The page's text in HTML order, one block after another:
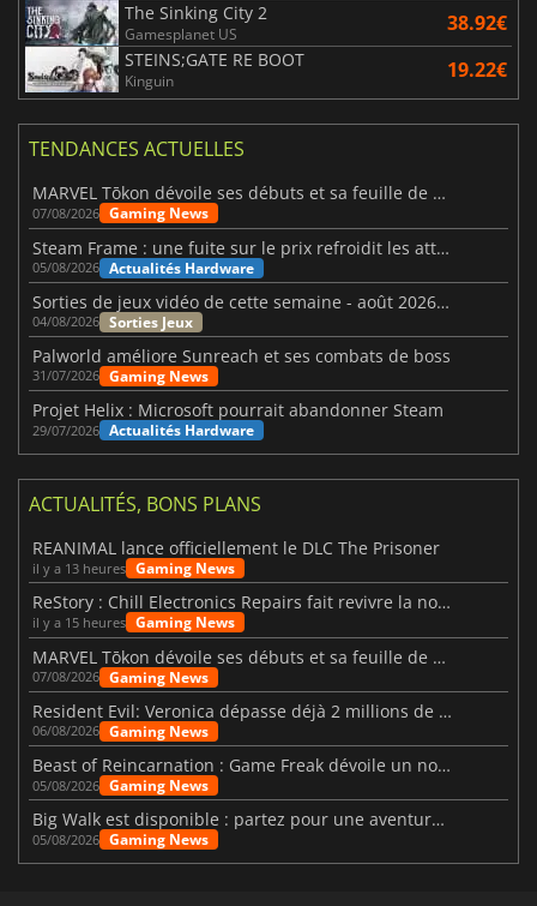
The Sinking City 2
Gamesplanet US 38.92€
STEINS;GATE RE BOOT
Kinguin 19.22€
TENDANCES ACTUELLES
MARVEL Tōkon dévoile ses débuts et sa feuille de route
07/08/2026 Gaming News
Steam Frame : une fuite sur le prix refroidit les attentes VR
05/08/2026 Actualités Hardware
Sorties de jeux vidéo de cette semaine - août 2026 (semaine 32)
04/08/2026 Sorties Jeux
Palworld améliore Sunreach et ses combats de boss
31/07/2026 Gaming News
Projet Helix : Microsoft pourrait abandonner Steam
29/07/2026 Actualités Hardware
ACTUALITÉS, BONS PLANS
REANIMAL lance officiellement le DLC The Prisoner
il y a 13 heures Gaming News
ReStory : Chill Electronics Repairs fait revivre la nostalgie des années 2000
il y a 15 heures Gaming News
MARVEL Tōkon dévoile ses débuts et sa feuille de route
07/08/2026 Gaming News
Resident Evil: Veronica dépasse déjà 2 millions de wishlists
06/08/2026 Gaming News
Beast of Reincarnation : Game Freak dévoile un nouveau pari
05/08/2026 Gaming News
Big Walk est disponible : partez pour une aventure entre amis
05/08/2026 Gaming News